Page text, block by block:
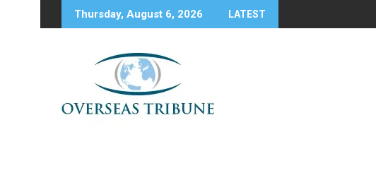
to
Thursday, August 6, 2026 LATEST